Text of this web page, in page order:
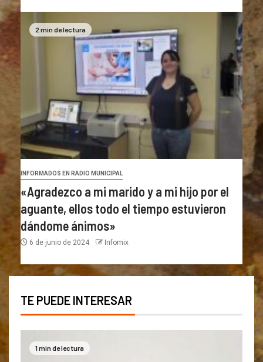
2 min de lectura
INFORMADOS EN RADIO MUNICIPAL
«Agradezco a mi marido y a mi hijo por el
aguante, ellos todo el tiempo estuvieron
dándome ánimos»
6 de junio de 2024 Infomix
TE PUEDE INTERESAR
1 min de lectura